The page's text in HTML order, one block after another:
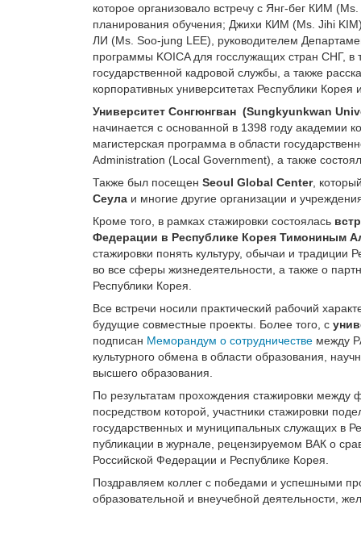
которое организовало встречу с Янг-бег КИМ
планирования обучения; Джихи КИМ (Ms. Jihi
ЛИ (Ms. Soo-jung LEE), руководителем
программы KOIСA для госслужащих стран СНГ,
государственной кадровой службы, а также
корпоративных университетах Республики
Университет Сонгюнгван (Sungkyunkwan
начинается с основанной в 1398 году академии
магистерская программа в области
Administration (Local Government), а также
Также был посещен Seoul Global Center,
Сеула и многие другие организации и
Кроме того, в рамках стажировки состоялась
Федерации в Республике Корея Тимониным
стажировки понять культуру, обычаи и традиции
во все сферы жизнедеятельности, а также о
Республики Корея.
Все встречи носили практический рабочий
будущие совместные проекты. Более того, с
подписан Меморандум о сотрудничестве между
культурного обмена в области образования,
высшего образования.
По результатам прохождения стажировки
посредством которой, участники стажировки
государственных и муниципальных служащих в
публикации в журнале, рецензируемом ВАК о
Российской Федерации и Республике Корея.
Поздравляем коллег с победами и успешными
образовательной и внеучебной деятельности,